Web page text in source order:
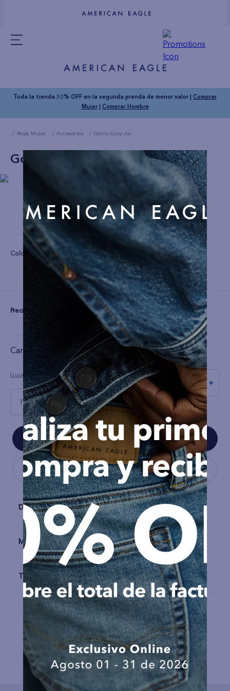
Toda la tienda 30% OFF en la segunda prenda de menor valor | Comprar
Mujer| Comprar Hombre
Ropa Mujer Accesorios Gorro Cozy Ae
Gorro Cozy Ae
Color:
Precio:
Cargando el resumen…
Guía de tallas
Talla Única
＋
－
Detalles
Materiales y Cuidado
Talla y Fit
COMPLEMENTA TU LOOK